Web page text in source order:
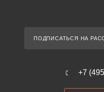
ПОДПИСАТЬСЯ НА
+7